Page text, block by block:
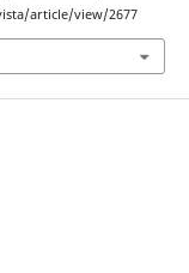
article/view/2677